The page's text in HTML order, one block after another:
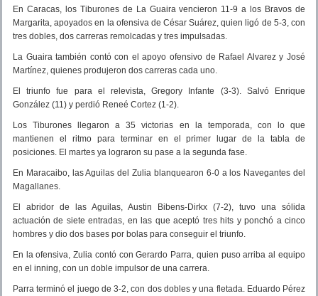
En Caracas, los Tiburones de La Guaira vencieron 11-9 a los Bravos de
Margarita, apoyados en la ofensiva de César Suárez, quien ligó de 5-3, con
tres dobles, dos carreras remolcadas y tres impulsadas.
La Guaira también contó con el apoyo ofensivo de Rafael Alvarez y José
Martínez, quienes produjeron dos carreras cada uno.
El triunfo fue para el relevista, Gregory Infante (3-3). Salvó Enrique
González (11) y perdió Reneé Cortez (1-2).
Los Tiburones llegaron a 35 victorias en la temporada, con lo que
mantienen el ritmo para terminar en el primer lugar de la tabla de
posiciones. El martes ya lograron su pase a la segunda fase.
En Maracaibo, las Aguilas del Zulia blanquearon 6-0 a los Navegantes del
Magallanes.
El abridor de las Aguilas, Austin Bibens-Dirkx (7-2), tuvo una sólida
actuación de siete entradas, en las que aceptó tres hits y ponchó a cinco
hombres y dio dos bases por bolas para conseguir el triunfo.
En la ofensiva, Zulia contó con Gerardo Parra, quien puso arriba al equipo
en el inning, con un doble impulsor de una carrera.
Parra terminó el juego de 3-2, con dos dobles y una fletada. Eduardo Pérez